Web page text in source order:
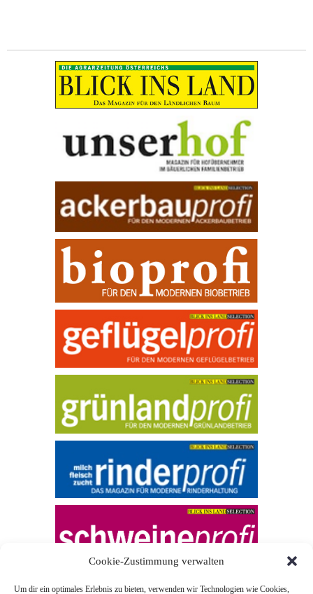
Cookie-Zustimmung verwalten
Um dir ein optimales Erlebnis zu bieten, verwenden wir Technologien wie Cookies,